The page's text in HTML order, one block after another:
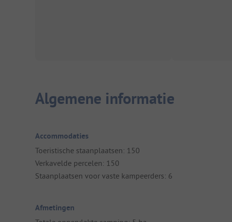
Algemene informatie
Accommodaties
Toeristische staanplaatsen: 150
Verkavelde percelen: 150
Staanplaatsen voor vaste kampeerders: 6
Afmetingen